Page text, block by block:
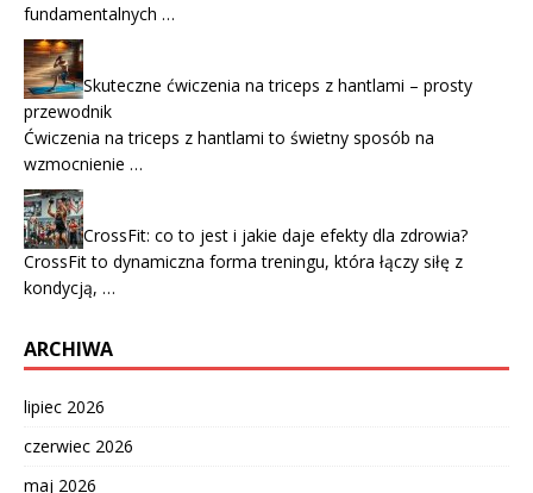
fundamentalnych …
Skuteczne ćwiczenia na triceps z hantlami – prosty
przewodnik
Ćwiczenia na triceps z hantlami to świetny sposób na
wzmocnienie …
CrossFit: co to jest i jakie daje efekty dla zdrowia?
CrossFit to dynamiczna forma treningu, która łączy siłę z
kondycją, …
ARCHIWA
lipiec 2026
czerwiec 2026
maj 2026